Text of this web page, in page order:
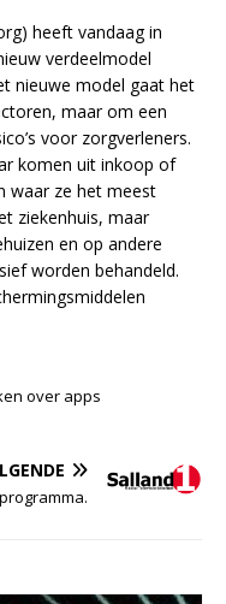
heeft vandaag in
verdeelmodel
nieuwe model gaat het
maar om een
voor zorgverleners.
komen uit inkoop of
waar ze het meest
ziekenhuis, maar
en op andere
worden behandeld.
over apps